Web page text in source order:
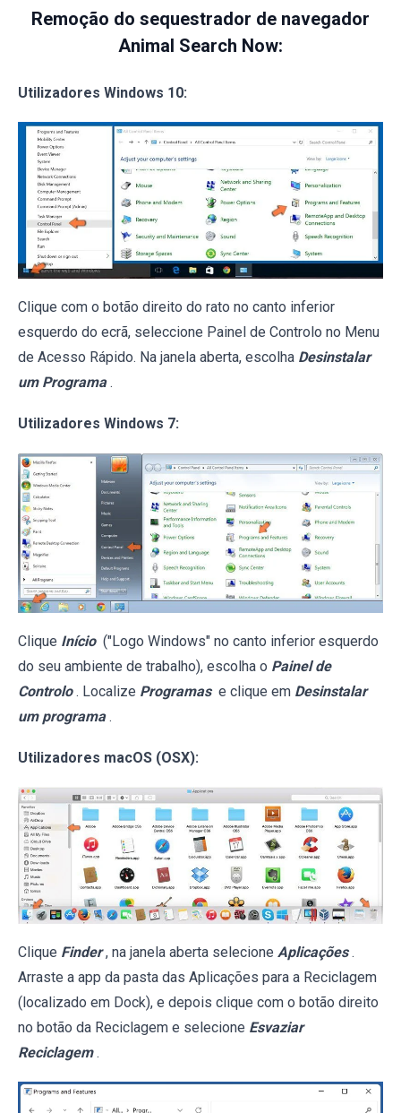
Remoção do sequestrador de navegador
Animal Search Now:
Utilizadores Windows 10:
Clique com o botão direito do rato no canto inferior
esquerdo do ecrã, seleccione Painel de Controlo no Menu
de Acesso Rápido. Na janela aberta, escolha Desinstalar
um Programa .
Utilizadores Windows 7:
Clique Início ("Logo Windows" no canto inferior esquerdo
do seu ambiente de trabalho), escolha o Painel de
Controlo . Localize Programas e clique em Desinstalar
um programa .
Utilizadores macOS (OSX):
Clique Finder , na janela aberta selecione Aplicações .
Arraste a app da pasta das Aplicações para a Reciclagem
(localizado em Dock), e depois clique com o botão direito
no botão da Reciclagem e selecione Esvaziar
Reciclagem .